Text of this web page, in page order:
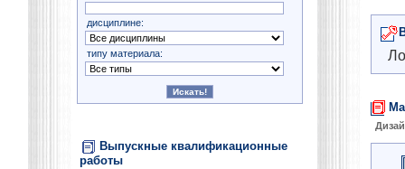
дисциплине:
типу материала:
Выпускные квалификационные
работы